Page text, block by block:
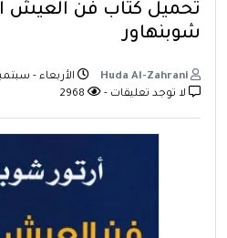
شوبنهاور
الأربعاء - سبتمبر 06,
لا توجد تعليقات -